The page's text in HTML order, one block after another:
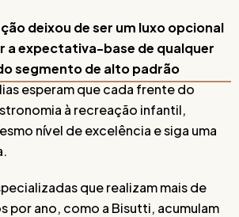
deixou de ser um luxo opcional
a expectativa-base de qualquer
segmento de alto padrão
esperam que cada frente do
à recreação infantil,
nível de excelência e siga uma
que realizam mais de
por ano, como a Bisutti, acumulam